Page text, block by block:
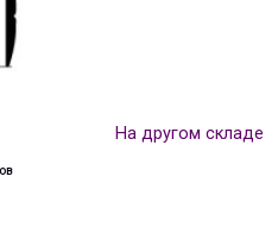
На другом складе